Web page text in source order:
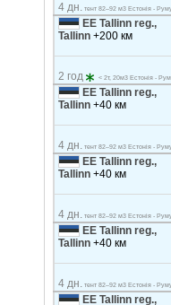
4 дн. тент 82–92 м3 Естонія -
EE Tallinn reg.,
Tallinn+200 км
2 год < 2т, 20м3 Естонія -
EE Tallinn reg.,
Tallinn+40 км
4 дн. тент 82–92 м3 Естонія -
EE Tallinn reg.,
Tallinn+40 км
4 дн. тент 82–92 м3 Естонія -
EE Tallinn reg.,
Tallinn+40 км
4 дн. тент 82–92 м3 Естонія -
EE Tallinn reg.,